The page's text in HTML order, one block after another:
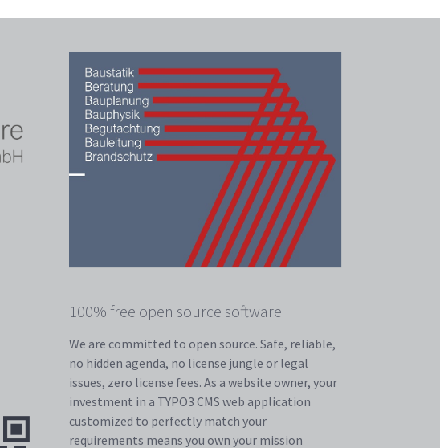
100% free open source software
We are committed to open source. Safe, reliable,
no hidden agenda, no license jungle or legal
issues, zero license fees. As a website owner, your
investment in a TYPO3 CMS web application
customized to perfectly match your
requirements means you own your mission